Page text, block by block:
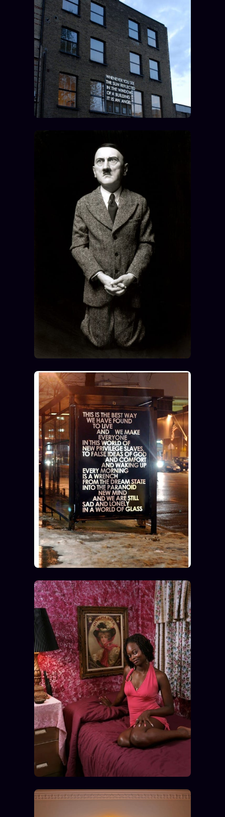
Words Radio FM
PRATIQUE + LÉGAL
Archive complète
Récents
À la une
Corrections · Erratum
Mentions légales